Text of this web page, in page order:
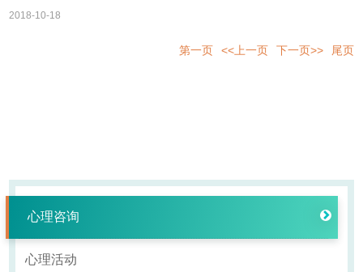
2018-10-18
第一页 <<上一页 下一页>> 尾页
心理咨询
心理活动